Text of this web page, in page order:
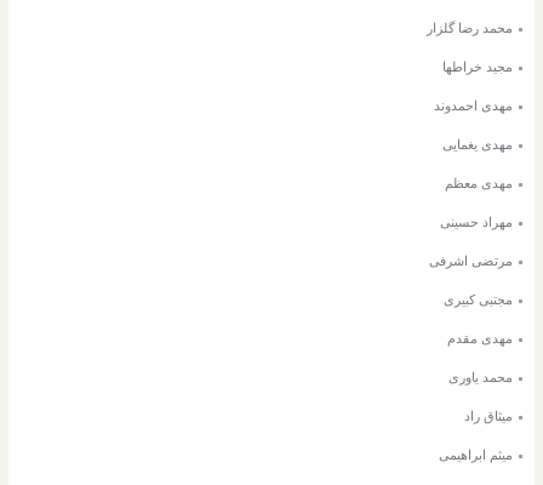
محمد رضا گلزار
مجید خراطها
مهدی احمدوند
مهدی یغمایی
مهدی معظم
مهراد حسینی
مرتضی اشرفی
مجتبی کبیری
مهدی مقدم
محمد یاوری
میثاق راد
میثم ابراهیمی